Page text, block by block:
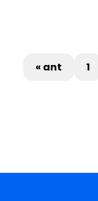
« ant 1